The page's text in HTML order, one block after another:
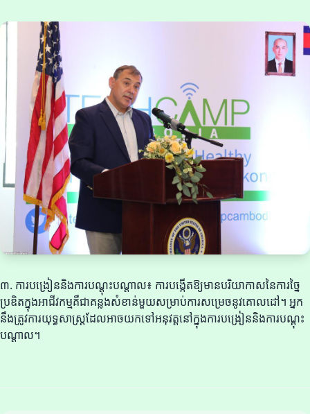
៣. ការបង្រៀននិងការបណ្តុះបណ្តាល៖ ការបង្កើតឱ្យមានបរិយាកាសនៃការច្នៃ
ប្រឌិតក្នុងអាជីវកម្មគឺជាគន្លងសំខាន់មួយសម្រាប់ការសម្រេចនូវគោលដៅ។ អ្នក
នឹងត្រូវការយុទ្ធសាស្ត្រដែលអាចយកទៅអនុវត្តនៅក្នុងការបង្រៀននិងការបណ្តុះ
បណ្តាល។